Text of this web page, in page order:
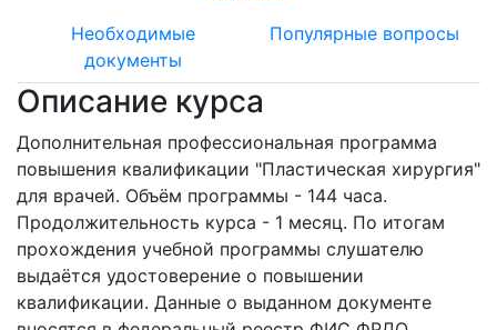
Необходимые
документы
Популярные вопросы
Описание курса
Дополнительная профессиональная программа
повышения квалификации "Пластическая хирургия"
для врачей. Объём программы - 144 часа.
Продолжительность курса - 1 месяц. По итогам
прохождения учебной программы слушателю
выдаётся удостоверение о повышении
квалификации. Данные о выданном документе